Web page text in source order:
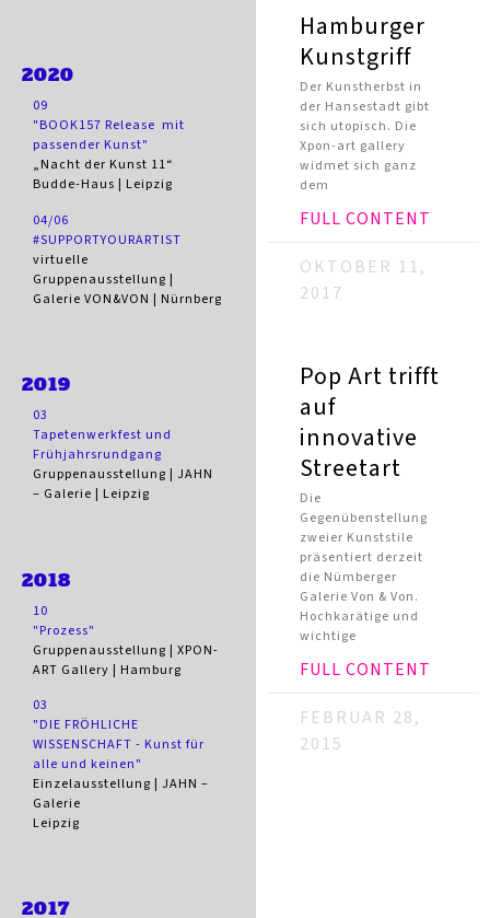
2020
09
"BOOK157 Release mit
passender Kunst"
„Nacht der Kunst 11“
Budde-Haus | Leipzig
04/06
#SUPPORTYOURARTIST
virtuelle
Gruppenausstellung |
Galerie VON&VON | Nürnberg
2019
03
Tapetenwerkfest und
Frühjahrsrundgang
Gruppenausstellung | JAHN
– Galerie | Leipzig
2018
10
"Prozess"
Gruppenausstellung | XPON-
ART Gallery | Hamburg
03
"DIE FRÖHLICHE
WISSENSCHAFT - Kunst für
alle und keinen"
Einzelausstellung | JAHN –
Galerie
Leipzig
2017
Hamburger
Kunstgriff
Der Kunstherbst in
der Hansestadt gibt
sich utopisch. Die
Xpon-art gallery
widmet sich ganz
dem
FULL CONTENT
OKTOBER 11,
2017
Pop Art trifft
auf
innovative
Streetart
Die
Gegenübenstellung
zweier Kunststile
präsentiert derzeit
die Nümberger
Galerie Von & Von.
Hochkarätige und
wichtige
FULL CONTENT
FEBRUAR 28,
2015